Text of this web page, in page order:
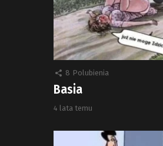
8 Polubienia
Basia
4 lata temu